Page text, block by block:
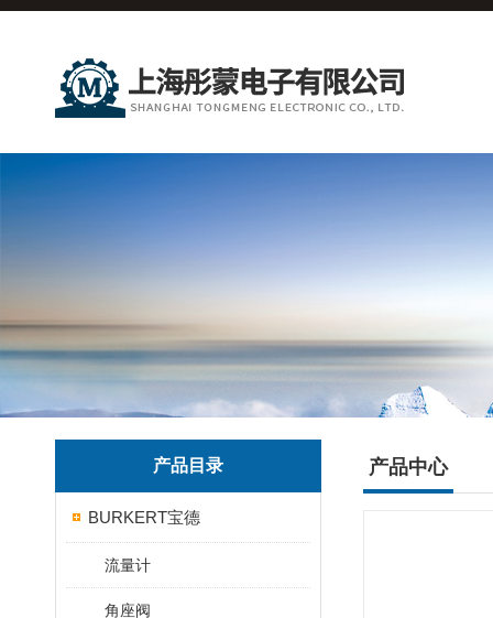
产品目录
BURKERT宝德
流量计
角座阀
产品中心